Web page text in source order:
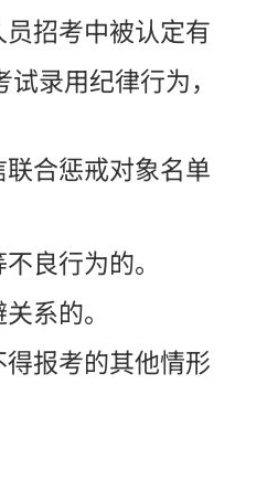
招考中被认定有
录用纪律行为，
合惩戒对象名单
良行为的。
系的。
报考的其他情形